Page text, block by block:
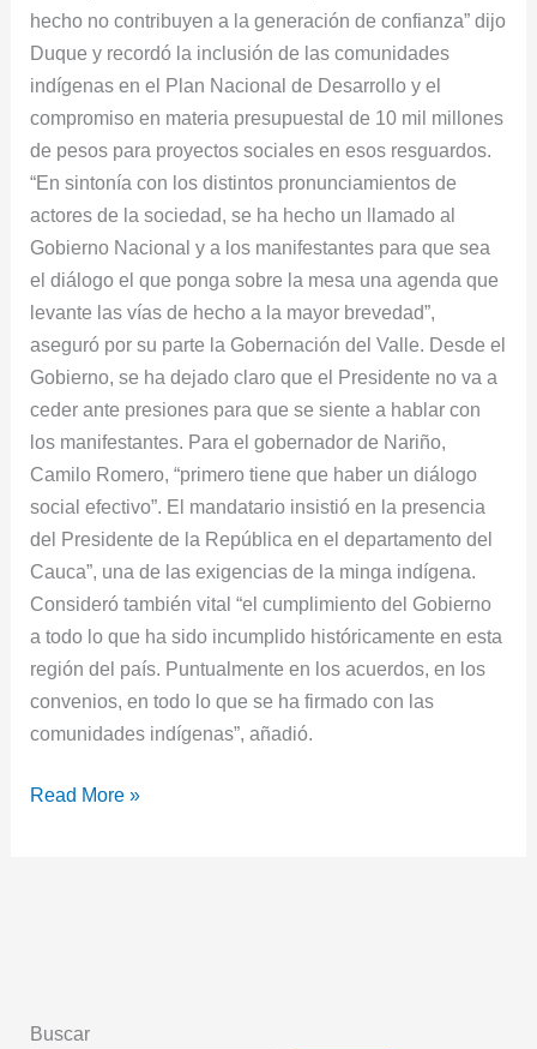
hecho no contribuyen a la generación de confianza” dijo
Duque y recordó la inclusión de las comunidades
indígenas en el Plan Nacional de Desarrollo y el
compromiso en materia presupuestal de 10 mil millones
de pesos para proyectos sociales en esos resguardos.
“En sintonía con los distintos pronunciamientos de
actores de la sociedad, se ha hecho un llamado al
Gobierno Nacional y a los manifestantes para que sea
el diálogo el que ponga sobre la mesa una agenda que
levante las vías de hecho a la mayor brevedad”,
aseguró por su parte la Gobernación del Valle. Desde el
Gobierno, se ha dejado claro que el Presidente no va a
ceder ante presiones para que se siente a hablar con
los manifestantes. Para el gobernador de Nariño,
Camilo Romero, “primero tiene que haber un diálogo
social efectivo”. El mandatario insistió en la presencia
del Presidente de la República en el departamento del
Cauca”, una de las exigencias de la minga indígena.
Consideró también vital “el cumplimiento del Gobierno
a todo lo que ha sido incumplido históricamente en esta
región del país. Puntualmente en los acuerdos, en los
convenios, en todo lo que se ha firmado con las
comunidades indígenas”, añadió.
Read More »
Buscar